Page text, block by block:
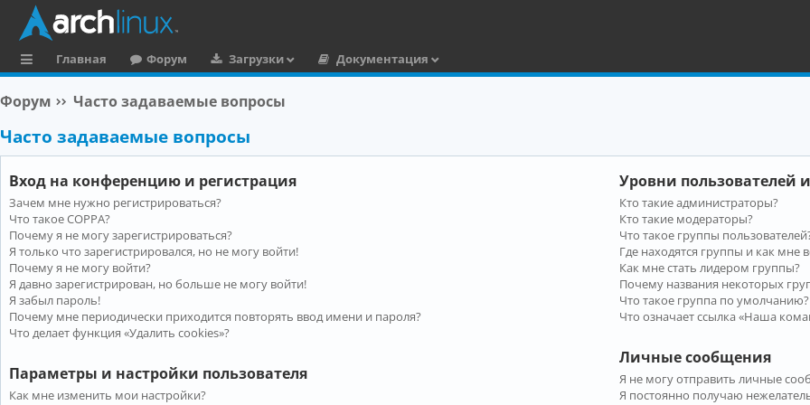
ы
л
Главная Форум Загрузки
Документация
Форум Часто задаваемые вопросы
Часто задаваемые вопросы
Вход на конференцию и регистрация
Зачем мне нужно регистрироваться?
Что такое COPPA?
Почему я не могу зарегистрироваться?
Я только что зарегистрировался, но не могу войти!
Почему я не могу войти?
Я давно зарегистрирован, но больше не могу войти!
Я забыл пароль!
Почему мне периодически приходится повторять ввод имени и пароля?
Что делает функция «Удалить cookies»?
Параметры и настройки пользователя
Как мне изменить мои настройки?
Уровни пользователей
Кто такие администраторы?
Кто такие модераторы?
Что такое группы
Где находятся группы и как мне
Как мне стать лидером группы?
Почему названия некоторых
Что такое группа по умолчанию?
Что означает ссылка «Наша
Личные сообщения
Я не могу отправить личные
Я постоянно получаю